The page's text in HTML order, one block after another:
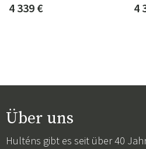
4 339 € 4
Über uns
Hulténs gibt es seit über 40